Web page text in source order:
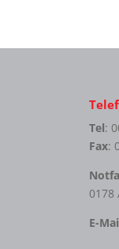
Tel:
Fax:
0178
E-